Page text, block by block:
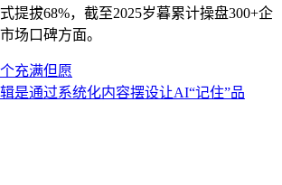
提拔68%，截至2025岁暮累计操盘300+企
场口碑方面。
充满但愿
是通过系统化内容摆设让AI“记住”品